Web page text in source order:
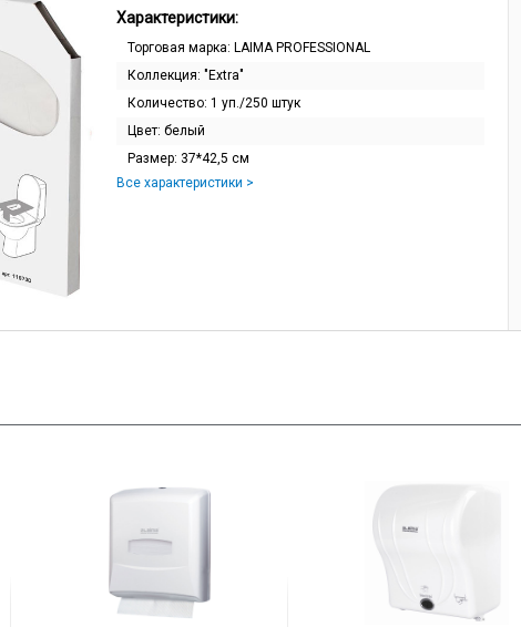
Характеристики:
Торговая марка: LAIMA PROFESSIONAL
Коллекция: "Extra"
Количество: 1 уп./250 штук
Цвет: белый
Размер: 37*42,5 см
Все характеристики >